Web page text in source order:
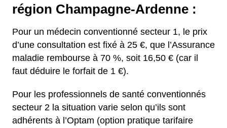
région Champagne-Ardenne :
Pour un médecin conventionné secteur 1, le prix
d’une consultation est fixé à 25 €, que l’Assurance
maladie rembourse à 70 %, soit 16,50 € (car il
faut déduire le forfait de 1 €).
Pour les professionnels de santé conventionnés
secteur 2 la situation varie selon qu’ils sont
adhérents à l’Optam (option pratique tarifaire